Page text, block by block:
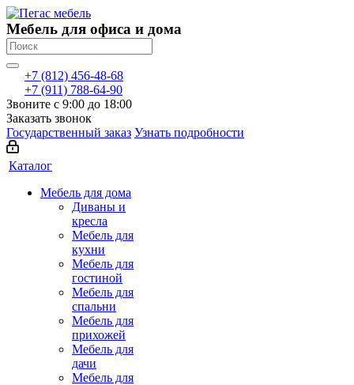
Мебель для офиса и дома
+7 (812) 456-48-68
+7 (911) 788-64-90
Звоните с 9:00 до 18:00
Заказать звонок
Государственный заказ Узнать подробности
Каталог
Мебель для дома
Диваны и
кресла
Мебель для
кухни
Мебель для
гостиной
Мебель для
спальни
Мебель для
прихожей
Мебель для
дачи
Мебель для